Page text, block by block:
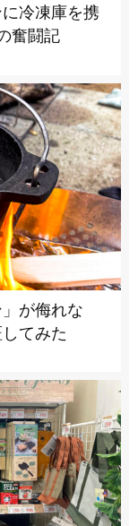
冷凍庫を携
奮闘記
が侮れな
てみた